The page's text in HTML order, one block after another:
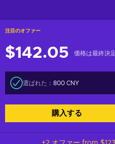
注目のオファー
$142.05 価格は最終決
選ばれた： 800 CNY
購入する